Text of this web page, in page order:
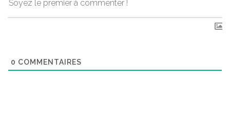
0 COMMENTAIRES